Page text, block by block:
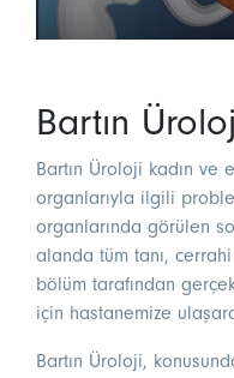
Bartın
Bartın Üroloji kadın ve
organlarıyla ilgili
organlarında görülen
alanda tüm tanı,
bölüm tarafından
için hastanemize
Bartın Üroloji,